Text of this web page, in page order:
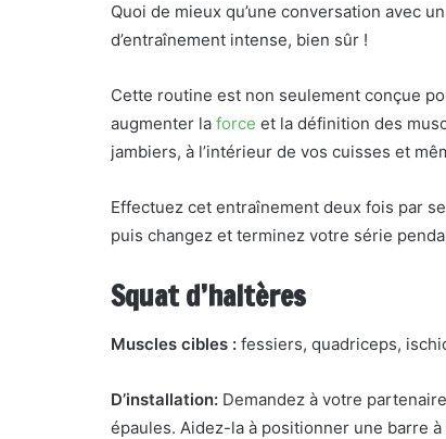
Quoi de mieux qu’une conversation avec
d’entraînement intense, bien sûr !
Cette routine est non seulement conçue
augmenter la force et la définition des
jambiers, à l’intérieur de vos cuisses et
Effectuez cet entraînement deux fois par
puis changez et terminez votre série
Squat d’haltères
Muscles cibles : fessiers, quadriceps,
D’installation: Demandez à votre
épaules. Aidez-la à positionner une barre à